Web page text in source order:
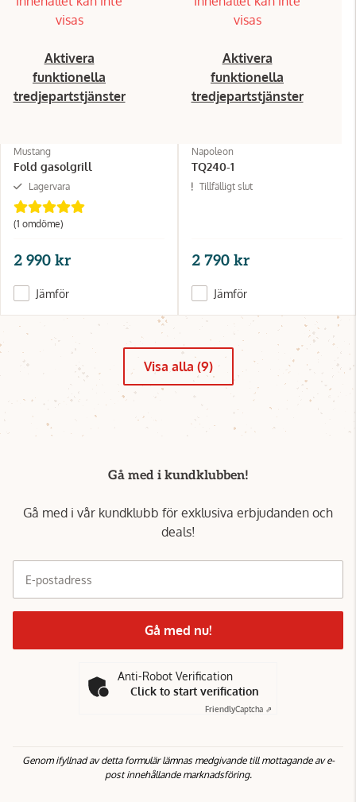
visas
Aktivera
funktionella
tredjepartstjänster
Mustang
Fold gasolgrill
Lagervara
(1 omdöme)
2 990 kr
Jämför
visas
Aktivera
funktionella
tredjepartstjänster
Napoleon
TQ240-1
Tillfälligt slut
2 790 kr
Jämför
Visa alla (9)
Gå med i kundklubben!
Gå med i vår kundklubb för exklusiva erbjudanden och
deals!
E-postadress
Gå med nu!
Anti-Robot Verification
Click to start verification
FriendlyCaptcha ⇗
Genom ifyllnad av detta formulär lämnas medgivande till mottagande av e-
post innehållande marknadsföring.